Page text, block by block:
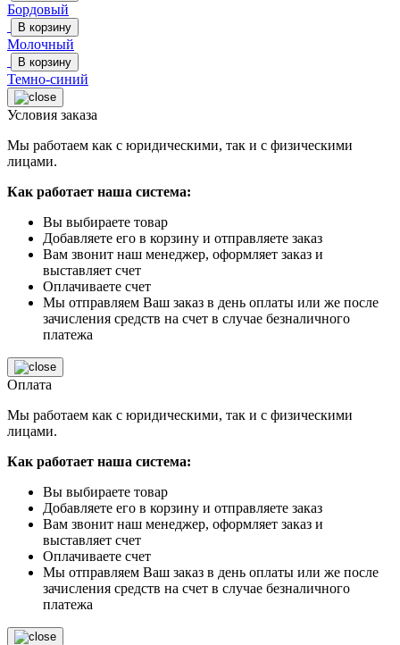
Бордовый
В корзину
Молочный
В корзину
Темно-синий
Условия заказа
Мы работаем как с юридическими, так и с физическими
лицами.
Как работает наша система:
Вы выбираете товар
Добавляете его в корзину и отправляете заказ
Вам звонит наш менеджер, оформляет заказ и
выставляет счет
Оплачиваете счет
Мы отправляем Ваш заказ в день оплаты или же после
зачисления средств на счет в случае безналичного
платежа
Оплата
Мы работаем как с юридическими, так и с физическими
лицами.
Как работает наша система:
Вы выбираете товар
Добавляете его в корзину и отправляете заказ
Вам звонит наш менеджер, оформляет заказ и
выставляет счет
Оплачиваете счет
Мы отправляем Ваш заказ в день оплаты или же после
зачисления средств на счет в случае безналичного
платежа